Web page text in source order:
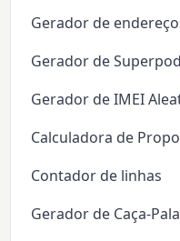
Gerador de
Gerador de
Gerador de IMEI
Calculadora de
Contador de linhas
Gerador de Caça-